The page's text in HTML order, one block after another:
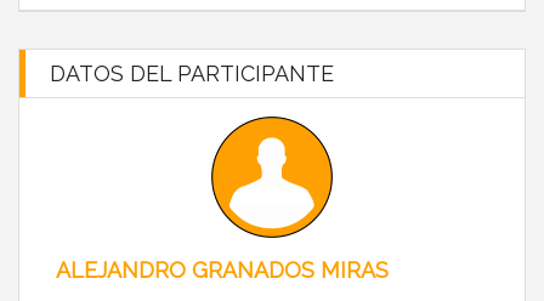
DATOS DEL PARTICIPANTE
ALEJANDRO GRANADOS MIRAS